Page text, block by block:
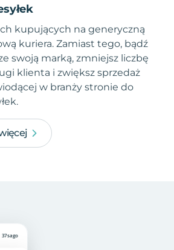
kupujących na generyczną
kuriera. Zamiast tego, bądź
swoją marką, zmniejsz liczbę
klienta i zwiększ sprzedaż
w branży stronie do